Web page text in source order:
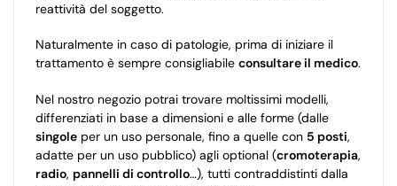
reattività del soggetto.
Naturalmente in caso di patologie, prima di iniziare il
trattamento è sempre consigliabile consultare il medico.
Nel nostro negozio potrai trovare moltissimi modelli,
differenziati in base a dimensioni e alle forme (dalle
singole per un uso personale, fino a quelle con 5 posti,
adatte per un uso pubblico) agli optional (cromoterapia,
radio, pannelli di controllo…), tutti contraddistinti dalla